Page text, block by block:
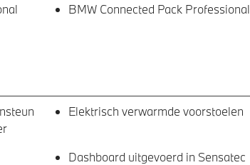
BMW Connected Pack Professional
Elektrisch verwarmde voorstoelen
Dashboard uitgevoerd in Sensatec